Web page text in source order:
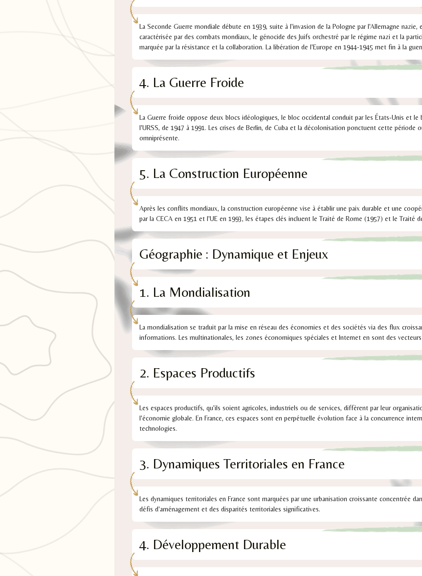
La Seconde Guerre mondiale débute en 1939, suite à l'invasion de la Pologne par l'Allemagne
caractérisée par des combats mondiaux, le génocide des Juifs orchestré par le régime nazi et la
marquée par la résistance et la collaboration. La libération de l'Europe en 1944-1945 met fin à la
4. La Guerre Froide
La Guerre froide oppose deux blocs idéologiques, le bloc occidental conduit par les États-Unis et
l'URSS, de 1947 à 1991. Les crises de Berlin, de Cuba et la décolonisation ponctuent cette période
omniprésente.
5. La Construction Européenne
Après les conflits mondiaux, la construction européenne vise à établir une paix durable et une
par la CECA en 1951 et l'UE en 1993, les étapes clés incluent le Traité de Rome (1957) et le Traité
Géographie : Dynamique et Enjeux
1. La Mondialisation
La mondialisation se traduit par la mise en réseau des économies et des sociétés via des flux
informations. Les multinationales, les zones économiques spéciales et Internet en sont des vecteurs
2. Espaces Productifs
Les espaces productifs, qu'ils soient agricoles, industriels ou de services, diffèrent par leur
l'économie globale. En France, ces espaces sont en perpétuelle évolution face à la concurrence
technologies.
3. Dynamiques Territoriales en France
Les dynamiques territoriales en France sont marquées par une urbanisation croissante concentrée
défis d'aménagement et des disparités territoriales significatives.
4. Développement Durable